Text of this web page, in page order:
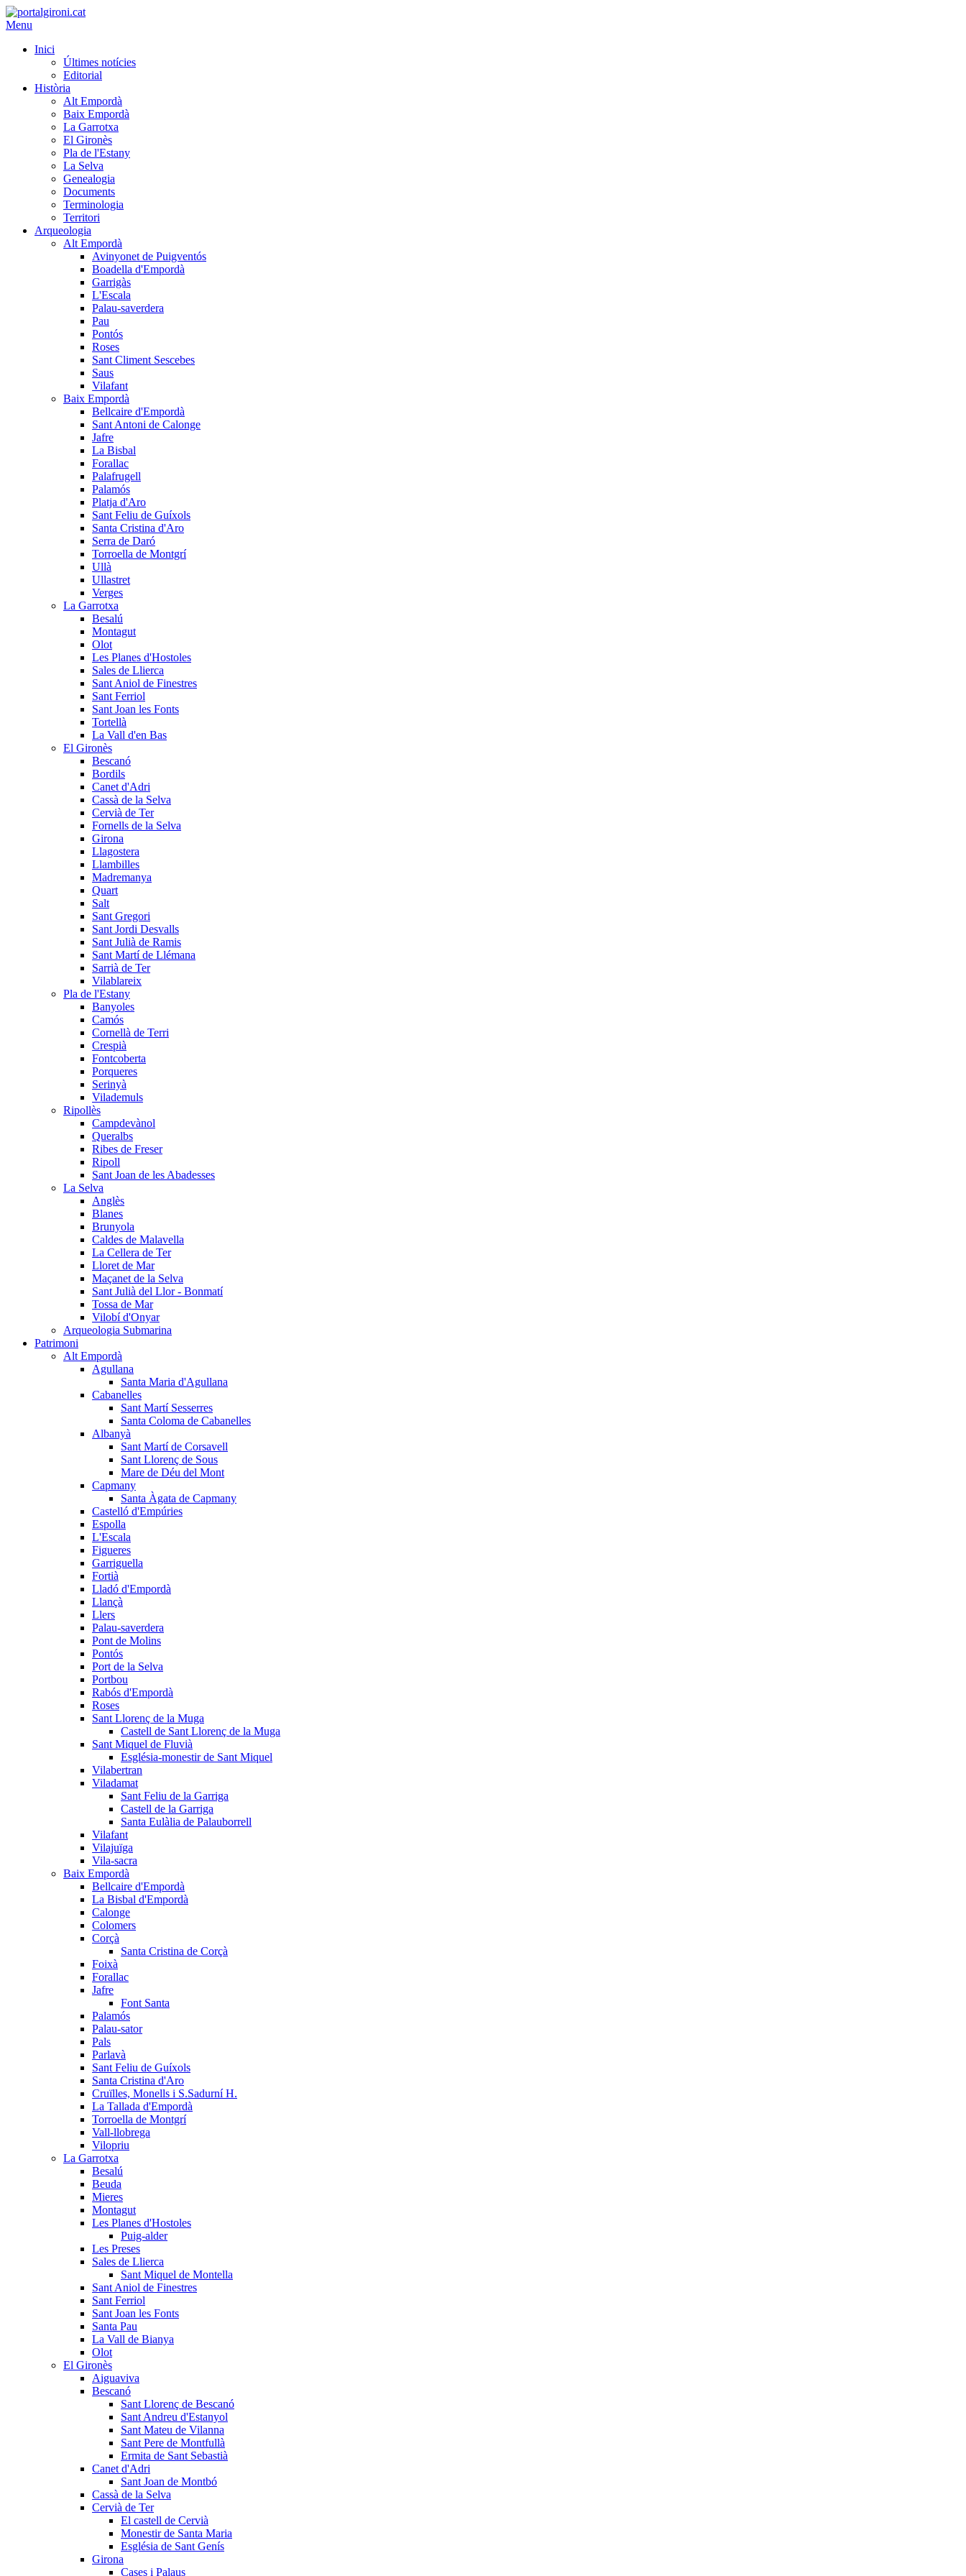
Menu
Inici
Últimes notícies
Editorial
Història
Alt Empordà
Baix Empordà
La Garrotxa
El Gironès
Pla de l'Estany
La Selva
Genealogia
Documents
Terminologia
Territori
Arqueologia
Alt Empordà
Avinyonet de Puigventós
Boadella d'Empordà
Garrigàs
L'Escala
Palau-saverdera
Pau
Pontós
Roses
Sant Climent Sescebes
Saus
Vilafant
Baix Empordà
Bellcaire d'Empordà
Sant Antoni de Calonge
Jafre
La Bisbal
Forallac
Palafrugell
Palamós
Platja d'Aro
Sant Feliu de Guíxols
Santa Cristina d'Aro
Serra de Daró
Torroella de Montgrí
Ullà
Ullastret
Verges
La Garrotxa
Besalú
Montagut
Olot
Les Planes d'Hostoles
Sales de Llierca
Sant Aniol de Finestres
Sant Ferriol
Sant Joan les Fonts
Tortellà
La Vall d'en Bas
El Gironès
Bescanó
Bordils
Canet d'Adri
Cassà de la Selva
Cervià de Ter
Fornells de la Selva
Girona
Llagostera
Llambilles
Madremanya
Quart
Salt
Sant Gregori
Sant Jordi Desvalls
Sant Julià de Ramis
Sant Martí de Llémana
Sarrià de Ter
Vilablareix
Pla de l'Estany
Banyoles
Camós
Cornellà de Terri
Crespià
Fontcoberta
Porqueres
Serinyà
Vilademuls
Ripollès
Campdevànol
Queralbs
Ribes de Freser
Ripoll
Sant Joan de les Abadesses
La Selva
Anglès
Blanes
Brunyola
Caldes de Malavella
La Cellera de Ter
Lloret de Mar
Maçanet de la Selva
Sant Julià del Llor - Bonmatí
Tossa de Mar
Vilobí d'Onyar
Arqueologia Submarina
Patrimoni
Alt Empordà
Agullana
Santa Maria d'Agullana
Cabanelles
Sant Martí Sesserres
Santa Coloma de Cabanelles
Albanyà
Sant Martí de Corsavell
Sant Llorenç de Sous
Mare de Déu del Mont
Capmany
Santa Àgata de Capmany
Castelló d'Empúries
Espolla
L'Escala
Figueres
Garriguella
Fortià
Lladó d'Empordà
Llançà
Llers
Palau-saverdera
Pont de Molins
Pontós
Port de la Selva
Portbou
Rabós d'Empordà
Roses
Sant Llorenç de la Muga
Castell de Sant Llorenç de la Muga
Sant Miquel de Fluvià
Església-monestir de Sant Miquel
Vilabertran
Viladamat
Sant Feliu de la Garriga
Castell de la Garriga
Santa Eulàlia de Palauborrell
Vilafant
Vilajuïga
Vila-sacra
Baix Empordà
Bellcaire d'Empordà
La Bisbal d'Empordà
Calonge
Colomers
Corçà
Santa Cristina de Corçà
Foixà
Forallac
Jafre
Font Santa
Palamós
Palau-sator
Pals
Parlavà
Sant Feliu de Guíxols
Santa Cristina d'Aro
Cruïlles, Monells i S.Sadurní H.
La Tallada d'Empordà
Torroella de Montgrí
Vall-llobrega
Vilopriu
La Garrotxa
Besalú
Beuda
Mieres
Montagut
Les Planes d'Hostoles
Puig-alder
Les Preses
Sales de Llierca
Sant Miquel de Montella
Sant Aniol de Finestres
Sant Ferriol
Sant Joan les Fonts
Santa Pau
La Vall de Bianya
Olot
El Gironès
Aiguaviva
Bescanó
Sant Llorenç de Bescanó
Sant Andreu d'Estanyol
Sant Mateu de Vilanna
Sant Pere de Montfullà
Ermita de Sant Sebastià
Canet d'Adri
Sant Joan de Montbó
Cassà de la Selva
Cervià de Ter
El castell de Cervià
Monestir de Santa Maria
Església de Sant Genís
Girona
Cases i Palaus